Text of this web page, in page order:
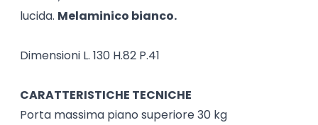
lucida. Melaminico bianco.
Dimensioni L. 130 H.82 P.41
CARATTERISTICHE TECNICHE
Porta massima piano superiore 30 kg